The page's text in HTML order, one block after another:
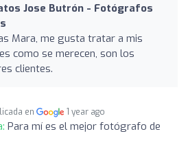
Jose Butrón - Fotógrafos
Mara, me gusta tratar a mis
como se merecen, son los
clientes.
en 1 year ago
Para mí es el mejor fotógrafo de